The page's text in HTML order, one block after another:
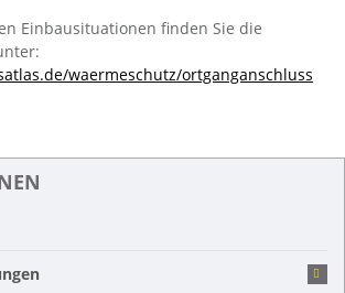
Einbausituationen finden Sie die
waermeschutz/ortganganschluss